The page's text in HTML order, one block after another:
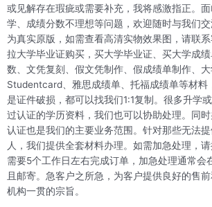
或见解存在瑕疵或需要补充，我将感激指正。
学、成绩分数不理想等问题，欢迎随时与我们
为真实原版，如需查看高清实物效果图，请联
拉大学毕业证购买，买大学毕业证、买大学成
数、文凭复刻、假文凭制作、假成绩单制作、大
Studentcard、雅思成绩单、托福成绩单等材料
是证件破损，都可以找我们1:1复制。很多升学
过认证的学历资料，我们也可以协助处理。同
认证也是我们的主要业务范围。针对那些无法
人，我们提供全套材料办理。如需加急处理，
需要5个工作日左右完成订单，加急处理通常会
且邮寄。急客户之所急，为客户提供良好的售
机构一贯的宗旨。